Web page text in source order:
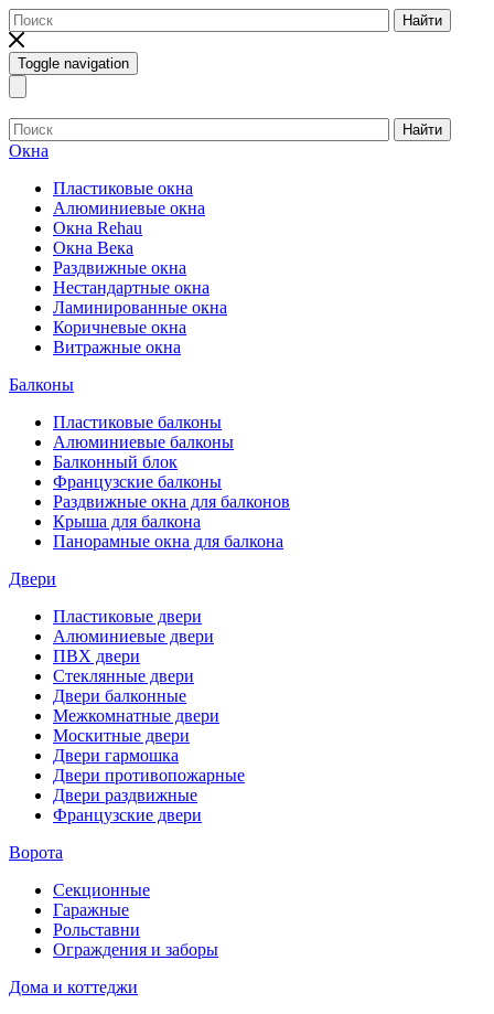
Найти
Toggle navigation
Найти
Окна
Пластиковые окна
Алюминиевые окна
Окна Rehau
Окна Века
Раздвижные окна
Нестандартные окна
Ламинированные окна
Коричневые окна
Витражные окна
Балконы
Пластиковые балконы
Алюминиевые балконы
Балконный блок
Французские балконы
Раздвижные окна для балконов
Крыша для балкона
Панорамные окна для балкона
Двери
Пластиковые двери
Алюминиевые двери
ПВХ двери
Стеклянные двери
Двери балконные
Межкомнатные двери
Москитные двери
Двери гармошка
Двери противопожарные
Двери раздвижные
Французские двери
Ворота
Секционные
Гаражные
Рольставни
Ограждения и заборы
Дома и коттеджи